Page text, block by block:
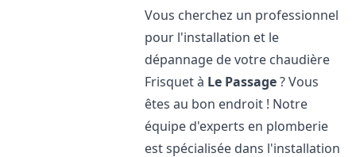
Vous cherchez un professionnel
pour l'installation et le
dépannage de votre chaudière
Frisquet à Le Passage? Vous
êtes au bon endroit ! Notre
équipe d'experts en plomberie
est spécialisée dans l'installation